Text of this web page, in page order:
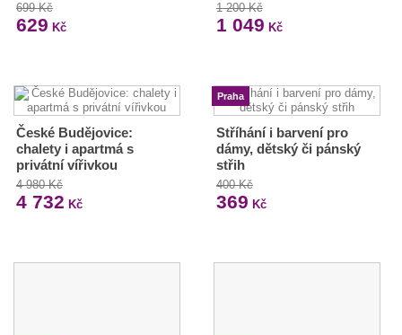
699 Kč
629 Kč
1 200 Kč
1 049 Kč
České Budějovice:
chalety i apartmá s
privátní vířivkou
4 980 Kč
4 732 Kč
Praha
Stříhání i barvení pro
dámy, dětský či pánský
střih
400 Kč
369 Kč